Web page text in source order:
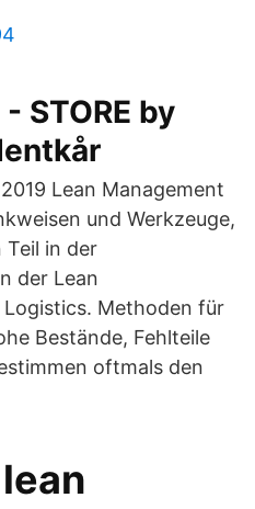
STORE by
Lean Management
und Werkzeuge,
Teil in der
der Lean
Logistics. Methoden für
Bestände, Fehlteile
oftmals den